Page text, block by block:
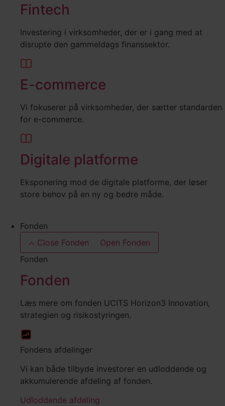
Fintech
Investering i virksomheder, der er i gang med at
disrupte den gammeldags finanssektor.
E-commerce
Vi fokuserer på virksomheder, der sætter standarden
for e-commerce.
Digitale platforme
Eksponering mod de digitale platforme, der løser
store behov på en ny og bedre måde.
Fonden
Close Fonden
Open Fonden
Fonden
Fonden
Læs mere om fonden UCITS Horizon3 Innovation,
strategien og risikostyringen.
Fondens afdelinger
Vi kan både tilbyde investorer en udloddende og
akkumulerende afdeling af fonden.
Udloddende afdeling